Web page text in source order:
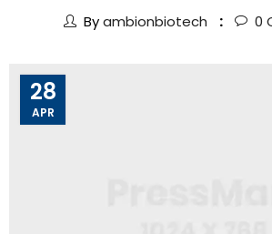
Byambionbiotech 0
28
APR